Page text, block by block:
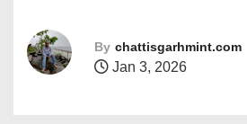
By chattisgarhmint.com
Jan 3, 2026